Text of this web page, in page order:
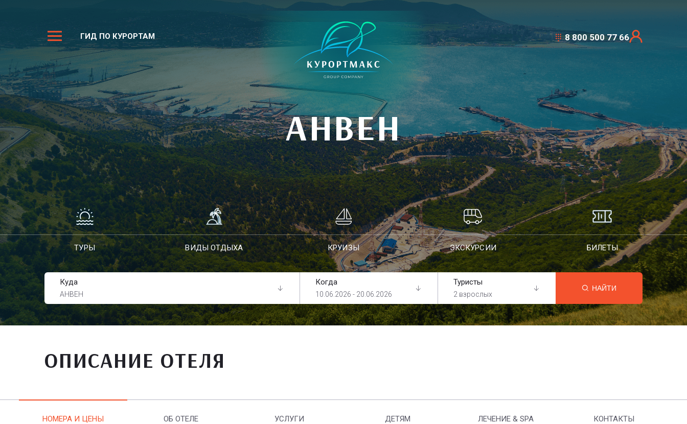
ГИД ПО КУРОРТАМ 8 800 500 77 66
АНВЕН
ТУРЫ ВИДЫ ОТДЫХА КРУИЗЫ ЭКСКУРСИИ БИЛЕТЫ
Куда
АНВЕН
Когда
10.06.2026 - 20.06.2026
Туристы
2 взрослых
НАЙТИ
ОПИСАНИЕ ОТЕЛЯ
НОМЕРА И ЦЕНЫ ОБ ОТЕЛЕ УСЛУГИ ДЕТЯМ ЛЕЧЕНИЕ & SPA КОНТАКТЫ